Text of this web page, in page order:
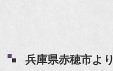
兵庫県赤穂市よ